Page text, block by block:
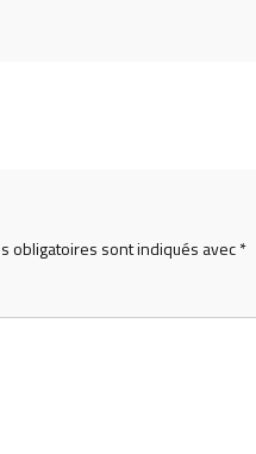
obligatoires sont indiqués avec*